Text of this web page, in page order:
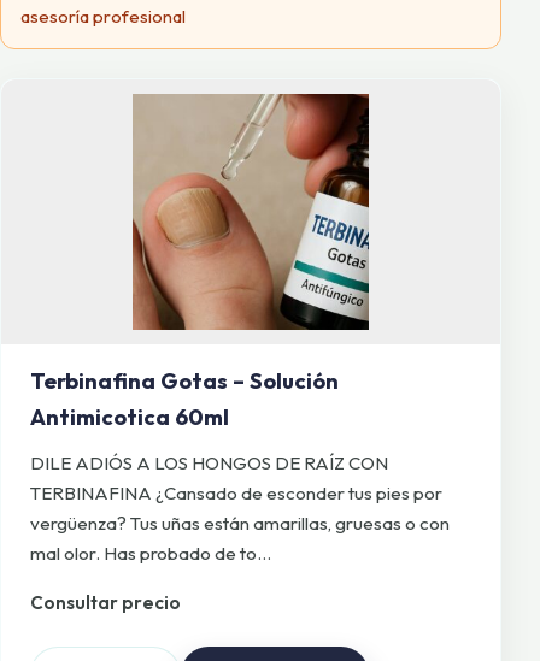
asesoría profesional
Terbinafina Gotas – Solución
Antimicotica 60ml
DILE ADIÓS A LOS HONGOS DE RAÍZ CON
TERBINAFINA ¿Cansado de esconder tus pies por
vergüenza? Tus uñas están amarillas, gruesas o con
mal olor. Has probado de to…
Consultar precio